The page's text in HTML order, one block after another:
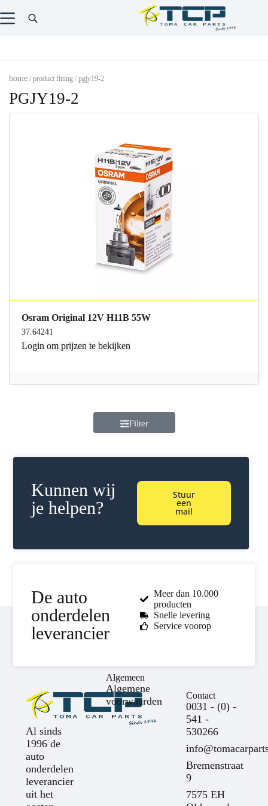
home / product fitting / pgjy19-2
PGJY19-2
Osram Original 12V H11B 55W
37.64241
Login om prijzen te bekijken
Filter
Kunnen wij
je helpen?
Stuur
een
mail
De auto
onderdelen
leverancier
Meer dan 10.000
producten
Snelle levering
Service voorop
Al sinds
1996 de
auto
onderdelen
leverancier
uit het
Algemeen
Algemene
voorwaarden
Contact
0031 - (0) -
541 -
530266
Bremenstraat
9
7575 EH